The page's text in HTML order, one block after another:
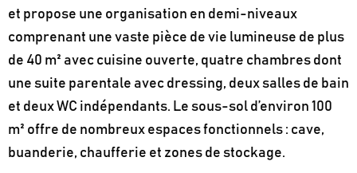
et propose une organisation en demi-niveaux
comprenant une vaste pièce de vie lumineuse de plus
de 40 m² avec cuisine ouverte, quatre chambres dont
une suite parentale avec dressing, deux salles de bain
et deux WC indépendants. Le sous-sol d’environ 100
m² offre de nombreux espaces fonctionnels : cave,
buanderie, chaufferie et zones de stockage.